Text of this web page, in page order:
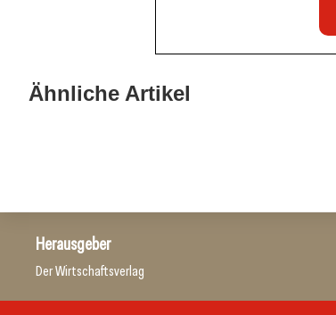
Ähnliche Artikel
Land Steiermark startet
Herausgeber
Der Wirtschaftsverlag